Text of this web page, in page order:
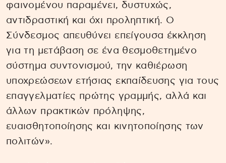
φαινομένου παραμένει, δυστυχώς,
αντιδραστική και όχι προληπτική. Ο
Σύνδεσμος απευθύνει επείγουσα έκκληση
για τη μετάβαση σε ένα θεσμοθετημένο
σύστημα συντονισμού, την καθιέρωση
υποχρεώσεων ετήσιας εκπαίδευσης για τους
επαγγελματίες πρώτης γραμμής, αλλά και
άλλων πρακτικών πρόληψης,
ευαισθητοποίησης και κινητοποίησης των
πολιτών».